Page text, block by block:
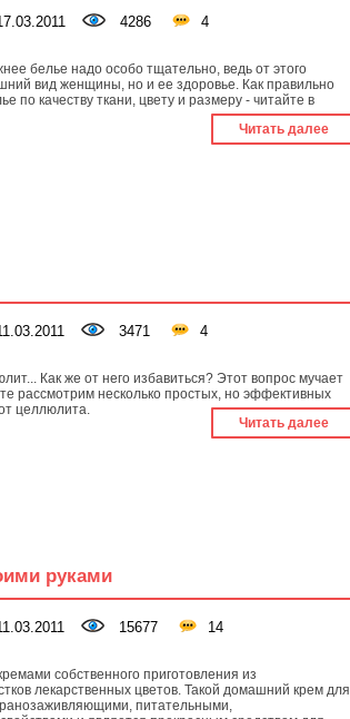
4286 4
белье надо особо тщательно, ведь от этого
вид женщины, но и ее здоровье. Как правильно
по качеству ткани, цвету и размеру - читайте в
Читать далее
3471 4
Как же от него избавиться? Этот вопрос мучает
рассмотрим несколько простых, но эффективных
целлюлита.
Читать далее
руками
15677 14
собственного приготовления из
лекарственных цветов. Такой домашний крем для
питательными,